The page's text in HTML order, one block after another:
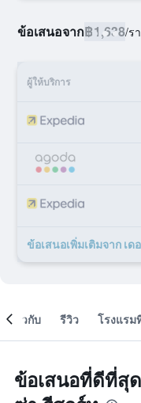
ข้อเสนอจาก฿1,638/ร
ผู้ให้บริการ
ข้อเสนอเพิ่มเติมจาก เ
เกี่ยวกับ รีวิว โรงแร
ข้อเสนอที่ดีที่สุ